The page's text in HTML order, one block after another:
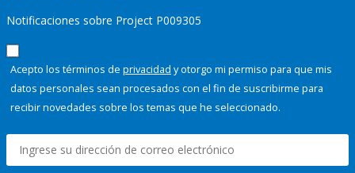
Notificaciones sobre Project P009305
Acepto los términos de privacidad y otorgo mi permiso para que mis
datos personales sean procesados con el fin de suscribirme para
recibir novedades sobre los temas que he seleccionado.